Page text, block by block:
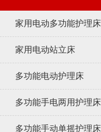
家用电动多功能护理床
家用电动站立床
多功能电动护理床
多功能手电两用护理床
多功能手动单摇护理床